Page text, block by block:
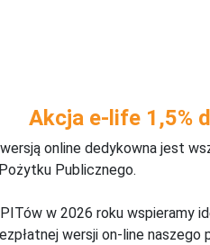
Akcja e-life 1,5%
online dedykowna jest
Publicznego.
w 2026 roku wspieramy
wersji on-line